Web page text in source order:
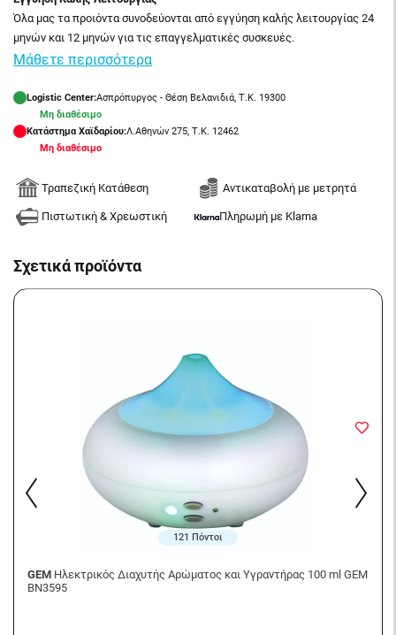
Όλα μας τα προιόντα συνοδεύονται από εγγύηση καλής λειτουργίας 24
μηνών και 12 μηνών για τις επαγγελματικές συσκευές.
Μάθετε περισσότερα
Logistic Center:Ασπρόπυργος - Θέση Βελανιδιά, Τ.Κ. 19300
Μη διαθέσιμο
Κατάστημα Χαϊδαρίου:Λ.Αθηνών 275, Τ.Κ. 12462
Μη διαθέσιμο
Τραπεζική Κατάθεση Αντικαταβολή με μετρητά
Πιστωτική & Χρεωστική Πληρωμή με Klarna
Σχετικά προϊόντα
121 Πόντοι
GEM
BN3595